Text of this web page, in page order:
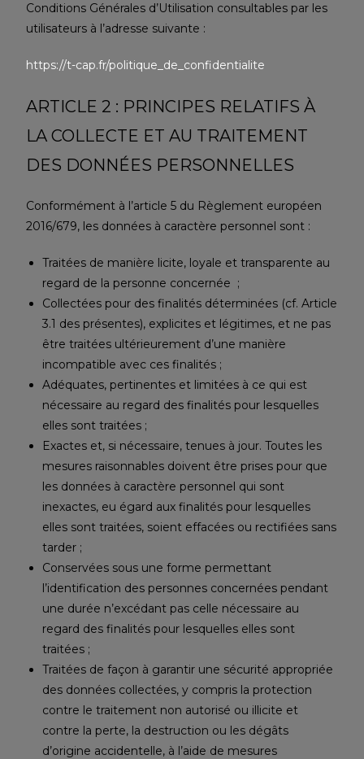
Conditions Générales d’Utilisation consultables par les
utilisateurs à l’adresse suivante :
https://t-cap.fr/politique_de_confidentialite
ARTICLE 2 : PRINCIPES RELATIFS À
LA COLLECTE ET AU TRAITEMENT
DES DONNÉES PERSONNELLES
Conformément à l’article 5 du Règlement européen
2016/679, les données à caractère personnel sont :
Traitées de manière licite, loyale et transparente au
regard de la personne concernée ;
Collectées pour des finalités déterminées (cf. Article
3.1 des présentes), explicites et légitimes, et ne pas
être traitées ultérieurement d’une manière
incompatible avec ces finalités ;
Adéquates, pertinentes et limitées à ce qui est
nécessaire au regard des finalités pour lesquelles
elles sont traitées ;
Exactes et, si nécessaire, tenues à jour. Toutes les
mesures raisonnables doivent être prises pour que
les données à caractère personnel qui sont
inexactes, eu égard aux finalités pour lesquelles
elles sont traitées, soient effacées ou rectifiées sans
tarder ;
Conservées sous une forme permettant
l’identification des personnes concernées pendant
une durée n’excédant pas celle nécessaire au
regard des finalités pour lesquelles elles sont
traitées ;
Traitées de façon à garantir une sécurité appropriée
des données collectées, y compris la protection
contre le traitement non autorisé ou illicite et
contre la perte, la destruction ou les dégâts
d’origine accidentelle, à l’aide de mesures